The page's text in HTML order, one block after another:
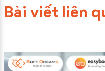
Bài viết liên